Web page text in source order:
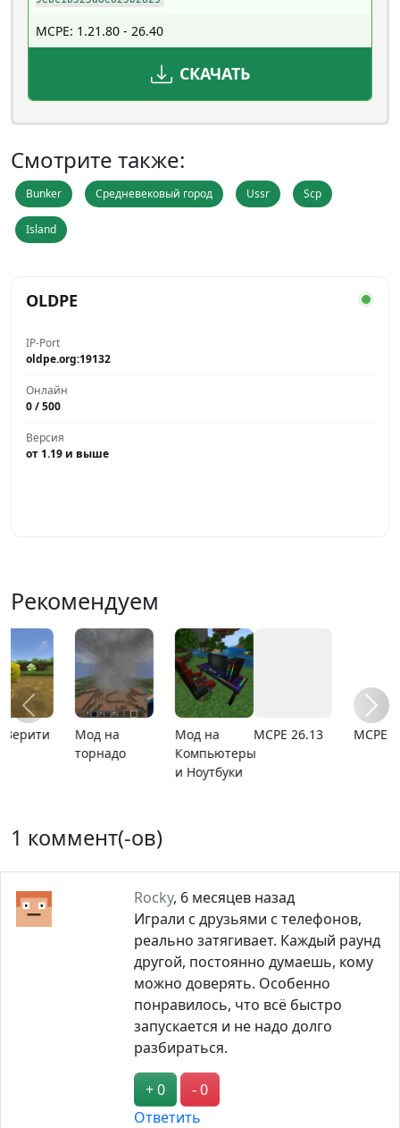
MCPE: 1.21.80 - 26.40
СКАЧАТЬ
Смотрите также:
Bunker Средневековый город Ussr Scp
Island
OLDPE
IP-Port
oldpe.org:19132
Онлайн
0 / 500
Версия
от 1.19 и выше
Рекомендуем
MCPE 26.13 MCPE 26.1
Карта
расширяющийся
барьер
Карта ада
1 коммент(-ов)
Rocky, 6 месяцев назад
Играли с друзьями с телефонов,
реально затягивает. Каждый раунд
другой, постоянно думаешь, кому
можно доверять. Особенно
понравилось, что всё быстро
запускается и не надо долго
разбираться.
+ 0
- 0
Ответить